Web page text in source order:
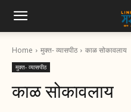
Home मुक्त- व्यासपीठ काळ सोकावलाय
मुक्त- व्यासपीठ
काळ सोकावलाय